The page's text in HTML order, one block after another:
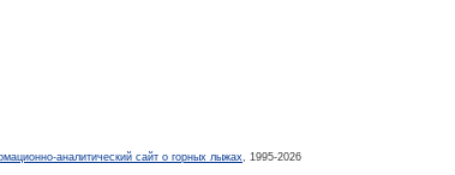
аналитический сайт о горных лыжах, 1995-2026